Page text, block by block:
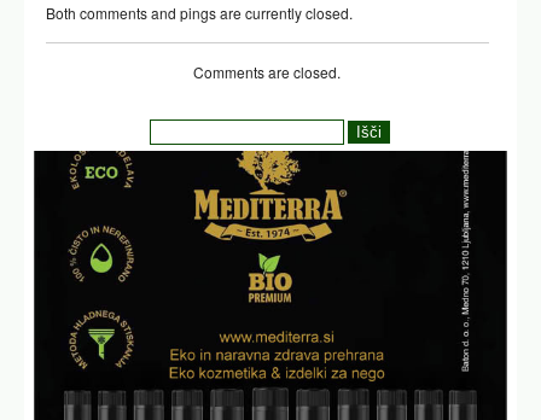
Both comments and pings are currently closed.
Comments are closed.